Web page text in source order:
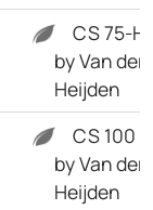
CS 75-H
by Van der
Heijden
CS 100
by Van der
Heijden